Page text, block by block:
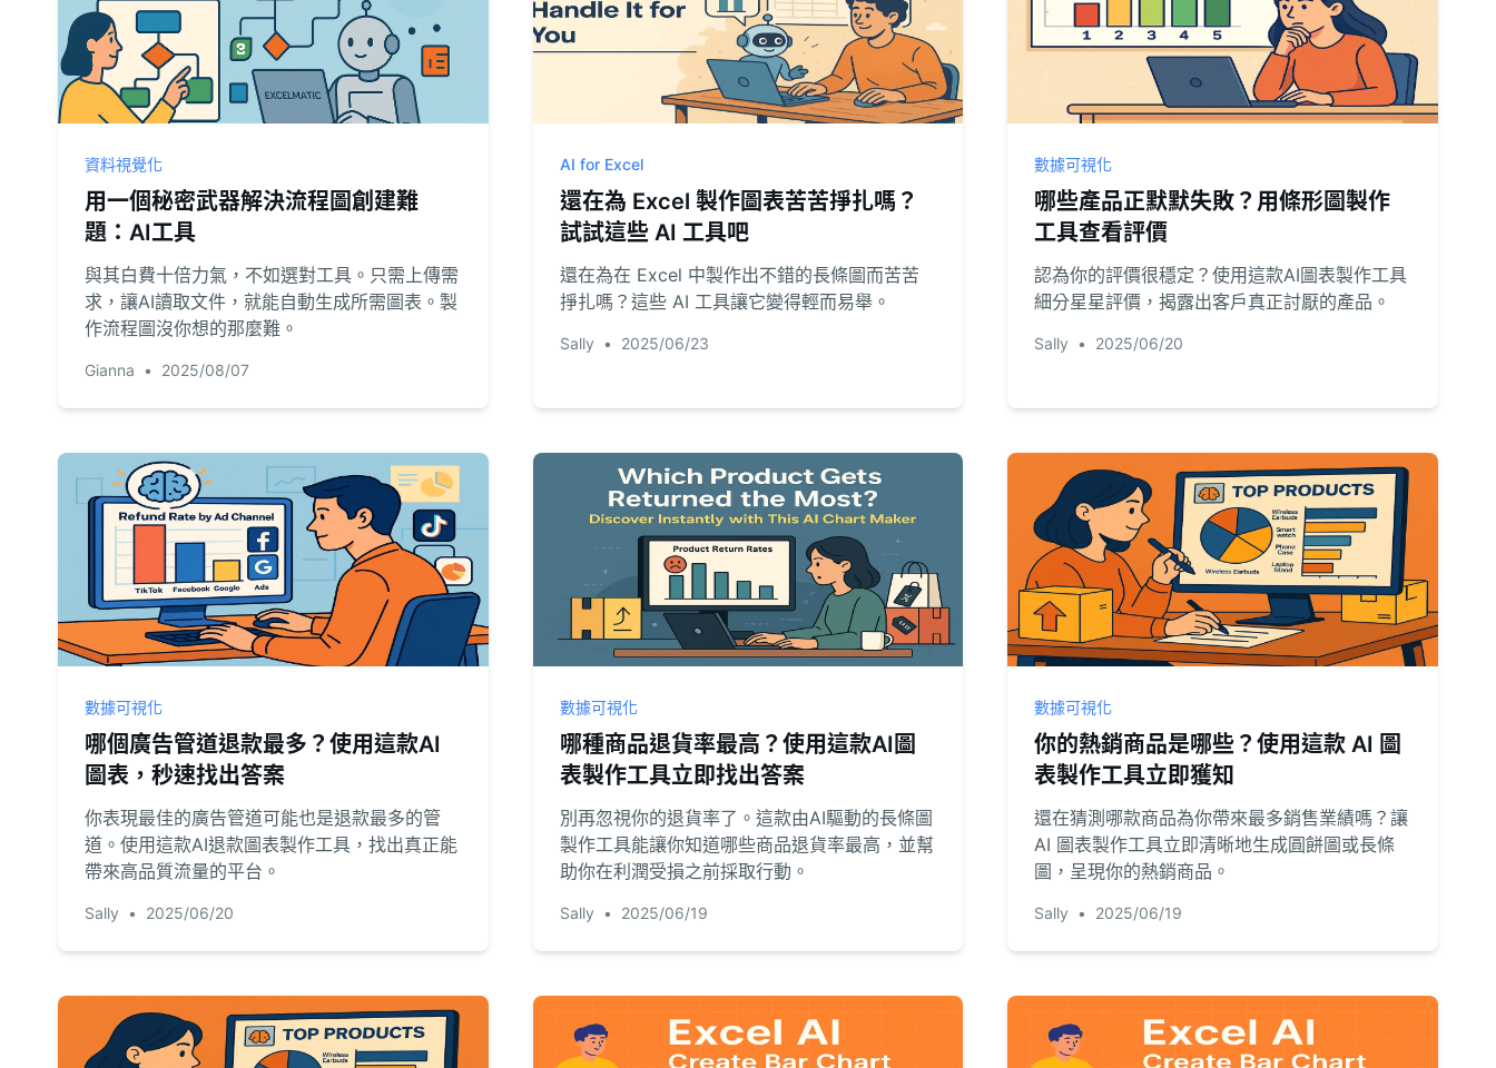
資料視覺化
用一個秘密武器解決流程圖創建難
題：AI工具
與其白費十倍力氣，不如選對工具。只需上傳需
求，讓AI讀取文件，就能自動生成所需圖表。製
作流程圖沒你想的那麼難。
Gianna • 2025/08/07
AI for Excel
還在為 Excel 製作圖表苦苦掙扎嗎？
試試這些 AI 工具吧
還在為在 Excel 中製作出不錯的長條圖而苦苦
掙扎嗎？這些 AI 工具讓它變得輕而易舉。
Sally • 2025/06/23
數據可視化
哪些產品正默默失敗？用條形圖製作
工具查看評價
認為你的評價很穩定？使用這款AI圖表製作工具
細分星星評價，揭露出客戶真正討厭的產品。
Sally • 2025/06/20
數據可視化
哪個廣告管道退款最多？使用這款AI
圖表，秒速找出答案
你表現最佳的廣告管道可能也是退款最多的管
道。使用這款AI退款圖表製作工具，找出真正能
帶來高品質流量的平台。
Sally • 2025/06/20
數據可視化
哪種商品退貨率最高？使用這款AI圖
表製作工具立即找出答案
別再忽視你的退貨率了。這款由AI驅動的長條圖
製作工具能讓你知道哪些商品退貨率最高，並幫
助你在利潤受損之前採取行動。
Sally • 2025/06/19
數據可視化
你的熱銷商品是哪些？使用這款 AI 圖
表製作工具立即獲知
還在猜測哪款商品為你帶來最多銷售業績嗎？讓
AI 圖表製作工具立即清晰地生成圓餅圖或長條
圖，呈現你的熱銷商品。
Sally • 2025/06/19